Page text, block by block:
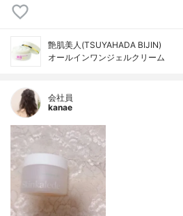
艶肌美人(TSUYAHADA BIJIN)
オールインワンジェルクリーム
会社員
kanae